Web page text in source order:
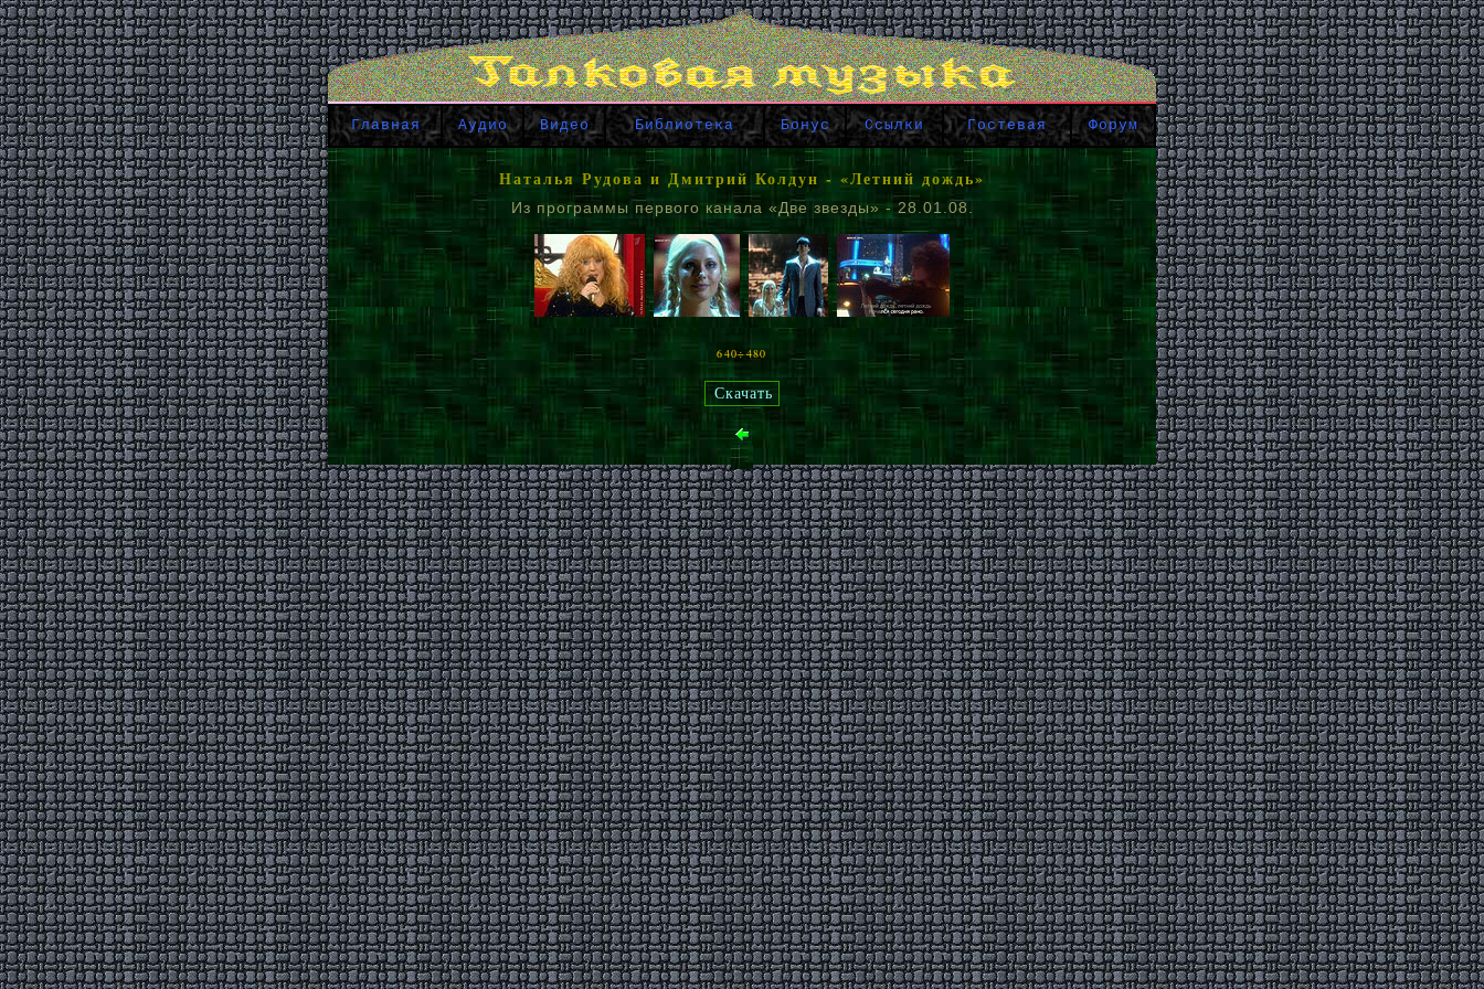
Главная Аудио Видео Библиотека Бонус Ссылки Гостевая Форум
Наталья Рудова и Дмитрий Колдун - «Летний дождь»
Из программы первого канала «Две звезды» - 28.01.08.
640÷480
Скачать